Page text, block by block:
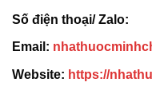
Số điện thoại/ Zalo:
Email:
Website: https://